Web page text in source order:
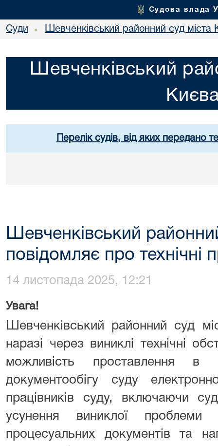
Судова влада
Суди • Шевченківський районний суд міста
Шевченківський
Перелік судів, від яких передано
Шевченківський
повідомляє про технічні
14 листопада 2025, 12:21
Увага!
Шевченківський районний суд
наразі через виниклі технічні
можливість проставлення в
документообігу суду
працівників суду, включаючи
усунення виниклої проблеми
процесуальних документів та